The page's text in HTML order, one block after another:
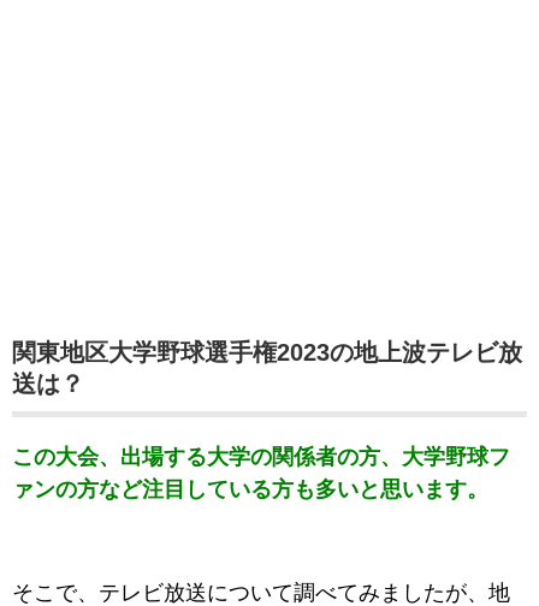
関東地区大学野球選手権2023の地上波テレビ放
送は？
この大会、出場する大学の関係者の方、大学野球フ
ァンの方など注目している方も多いと思います。
そこで、 テレビ放送について調べてみましたが、地